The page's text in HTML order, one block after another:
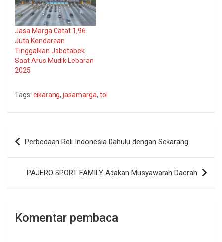
Jasa Marga Catat 1,96
Juta Kendaraan
Tinggalkan Jabotabek
Saat Arus Mudik Lebaran
2025
Tags: cikarang, jasamarga, tol
Navigasi
pos
Perbedaan Reli Indonesia Dahulu dengan Sekarang
PAJERO SPORT FAMILY Adakan Musyawarah Daerah
Komentar pembaca